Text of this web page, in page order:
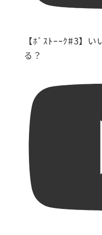
【ﾎﾞｽﾄｰｰｸ#3】
る？